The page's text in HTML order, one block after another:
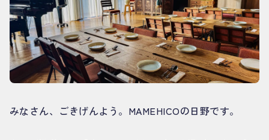
みなさん、ごきげんよう。MAMEHICOの日野です。